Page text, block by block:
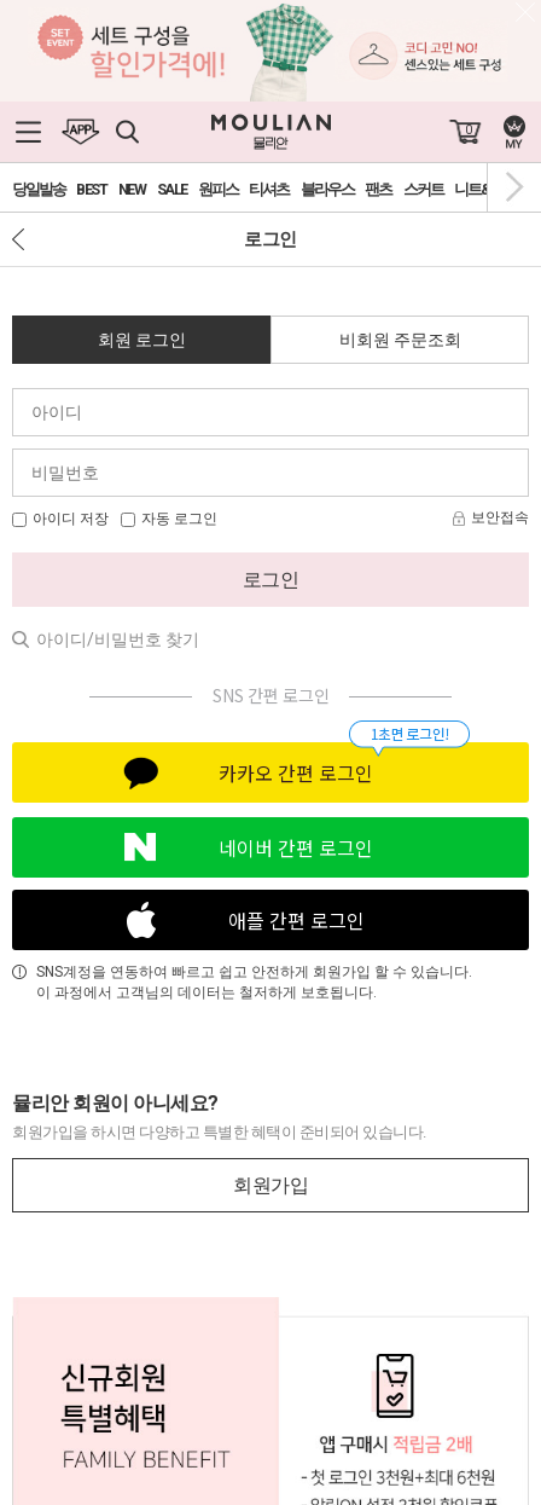
0
당일발송 BEST NEW SALE 원피스 티셔츠 블라우스 팬츠 스커트 니트&가디건
로그인
회원 로그인 비회원 주문조회
아이디 저장 자동 로그인 보안접속
로그인
아이디/비밀번호 찾기
SNS 간편 로그인
카카오 간편 로그인
네이버 간편 로그인
애플 간편 로그인
SNS계정을 연동하여 빠르고 쉽고 안전하게 회원가입 할 수 있습니다.
이 과정에서 고객님의 데이터는 철저하게 보호됩니다.
뮬리안 회원이 아니세요?
회원가입을 하시면 다양하고 특별한 혜택이 준비되어 있습니다.
회원가입